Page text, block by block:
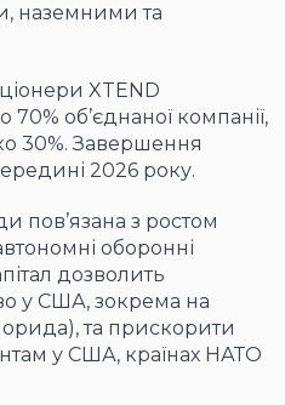
наземними та
XTEND
об’єднаної компанії,
30%. Завершення
2026 року.
пов’язана з ростом
оборонні
дозволить
у США, зокрема на
та прискорити
у США, країнах НАТО